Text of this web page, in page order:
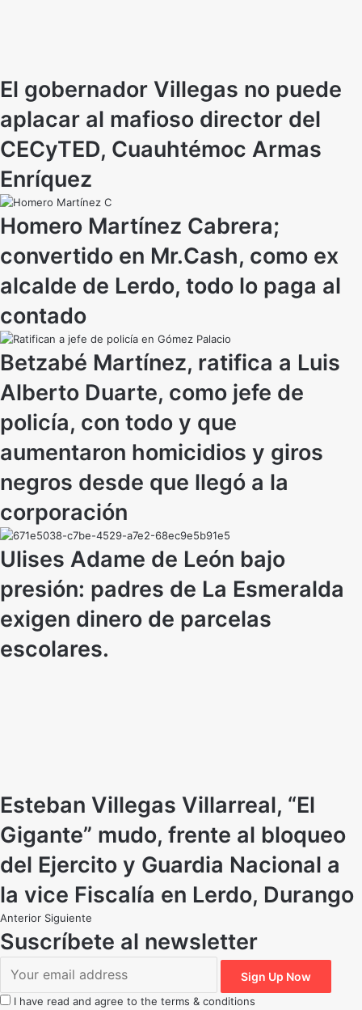
El gobernador Villegas no puede
aplacar al mafioso director del
CECyTED, Cuauhtémoc Armas
Enríquez
Homero Martínez Cabrera;
convertido en Mr.Cash, como ex
alcalde de Lerdo, todo lo paga al
contado
Betzabé Martínez, ratifica a Luis
Alberto Duarte, como jefe de
policía, con todo y que
aumentaron homicidios y giros
negros desde que llegó a la
corporación
Ulises Adame de León bajo
presión: padres de La Esmeralda
exigen dinero de parcelas
escolares.
Esteban Villegas Villarreal, “El
Gigante” mudo, frente al bloqueo
del Ejercito y Guardia Nacional a
la vice Fiscalía en Lerdo, Durango
Anterior Siguiente
Suscríbete al newsletter
I have read and agree to the terms & conditions